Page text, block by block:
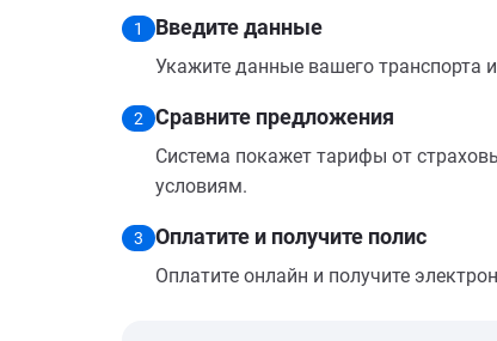
1 Введите данные
Укажите данные вашего транспорта
2 Сравните предложения
Система покажет тарифы от
условиям.
3 Оплатите и получите полис
Оплатите онлайн и получите